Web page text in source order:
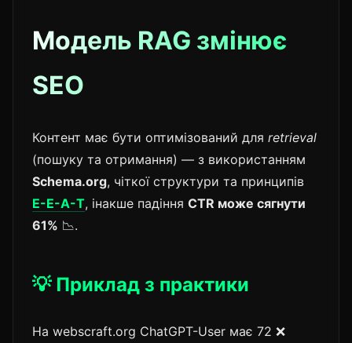
Модель RAG змінює
SEO
Контент має бути оптимізований для retrieval
(пошуку та отримання) — з використанням
Schema.org, чіткої структури та принципів
E-E-A-T, інакше падіння CTR може сягнути
61% 📉.
💡 Приклад з практики
На webscraft.org ChatGPT-User має 72 ❌